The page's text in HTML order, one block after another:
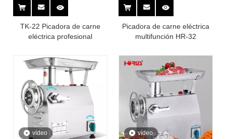
TK-22 Picadora de carne
eléctrica profesional
Picadora de carne eléctrica
multifunción HR-32
vídeo vídeo